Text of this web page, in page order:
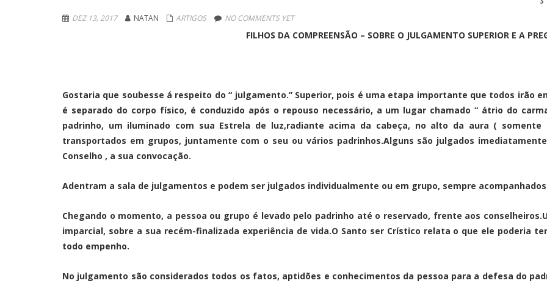
DEZ 13, 2017 NATAN ARTIGOS NO COMMENTS YET
FILHOS DA COMPREENSÃO – SOBRE O JULGAMENTO SUPERIOR E A
Gostaria que soubesse á respeito do “ julgamento.” Superior, pois é uma etapa importante que todos irão
é separado do corpo físico, é conduzido após o repouso necessário, a um lugar chamado “ átrio do
padrinho, um iluminado com sua Estrela de luz,radiante acima da cabeça, no alto da aura ( somente
transportados em grupos, juntamente com o seu ou vários padrinhos.Alguns são julgados
Conselho , a sua convocação.
Adentram a sala de julgamentos e podem ser julgados individualmente ou em grupo, sempre
Chegando o momento, a pessoa ou grupo é levado pelo padrinho até o reservado, frente aos
imparcial, sobre a sua recém-finalizada experiência de vida.O Santo ser Crístico relata o que ele poderia
todo empenho.
No julgamento são considerados todos os fatos, aptidões e conhecimentos da pessoa para a defesa do